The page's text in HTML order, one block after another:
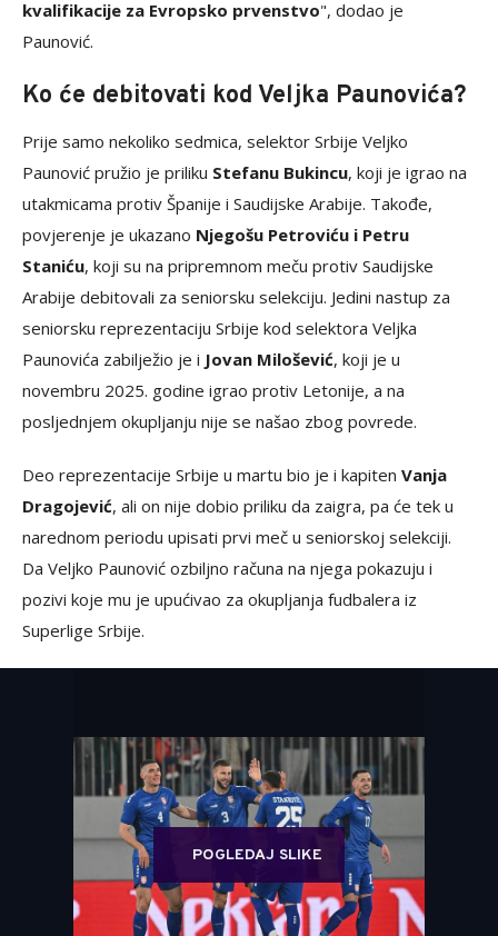
kvalifikacije za Evropsko prvenstvo", dodao je
Paunović.
Ko će debitovati kod Veljka Paunovića?
Prije samo nekoliko sedmica, selektor Srbije Veljko
Paunović pružio je priliku Stefanu Bukincu, koji je igrao na
utakmicama protiv Španije i Saudijske Arabije. Takođe,
povjerenje je ukazano Njegošu Petroviću i Petru
Staniću, koji su na pripremnom meču protiv Saudijske
Arabije debitovali za seniorsku selekciju. Jedini nastup za
seniorsku reprezentaciju Srbije kod selektora Veljka
Paunovića zabilježio je i Jovan Milošević, koji je u
novembru 2025. godine igrao protiv Letonije, a na
posljednjem okupljanju nije se našao zbog povrede.
Deo reprezentacije Srbije u martu bio je i kapiten Vanja
Dragojević, ali on nije dobio priliku da zaigra, pa će tek u
narednom periodu upisati prvi meč u seniorskoj selekciji.
Da Veljko Paunović ozbiljno računa na njega pokazuju i
pozivi koje mu je upućivao za okupljanja fudbalera iz
Superlige Srbije.
POGLEDAJ SLIKE